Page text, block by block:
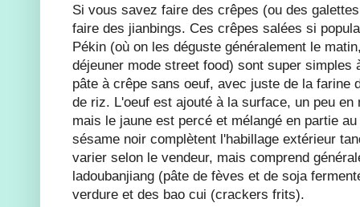
Si vous savez faire des crêpes (ou des
faire des jianbings. Ces crêpes salées si
Pékin (où on les déguste généralement le
déjeuner mode street food) sont super simples
pâte à crêpe sans oeuf, avec juste de la farine
de riz. L'oeuf est ajouté à la surface, un peu en
mais le jaune est percé et mélangé en partie
sésame noir complètent l'habillage extérieur
varier selon le vendeur, mais comprend
ladoubanjiang (pâte de fèves et de soja
verdure et des bao cui (crackers frits).